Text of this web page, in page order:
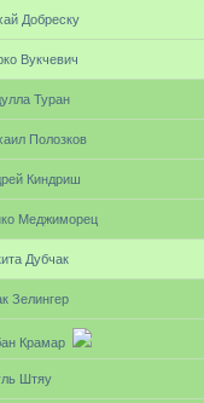
Добреску
Вукчевич
Туран
Полозков
Киндриш
Меджиморец
Дубчак
Зелингер
Крамар
Штяу